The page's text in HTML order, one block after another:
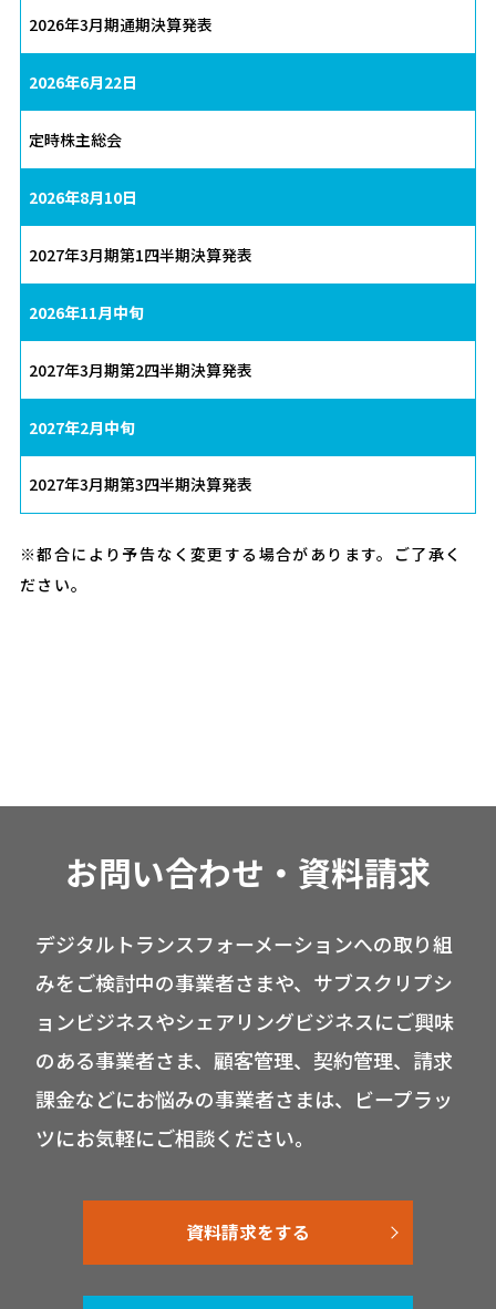
2026年3月期通期決算発表
2026年6月22日
定時株主総会
2026年8月10日
2027年3月期第1四半期決算発表
2026年11月中旬
2027年3月期第2四半期決算発表
2027年2月中旬
2027年3月期第3四半期決算発表
※都合により予告なく変更する場合があります。ご了承く
ださい。
お問い合わせ・資料請求
デジタルトランスフォーメーションへの取り組
みをご検討中の事業者さまや、サブスクリプシ
ョンビジネスやシェアリングビジネスにご興味
のある事業者さま、顧客管理、契約管理、請求
課金などにお悩みの事業者さまは、ビープラッ
ツにお気軽にご相談ください。
資料請求をする